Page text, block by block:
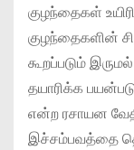
குழந்தைகள்
குழந்தைகளின்
கூறப்படும்
தயாரிக்க
என்ற ரசாயன
இச்சம்பவத்தை